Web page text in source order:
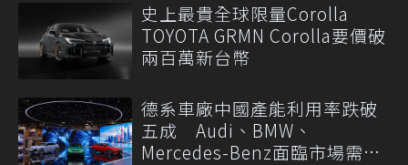
史上最貴全球限量Corolla
TOYOTA GRMN Corolla要價破
兩百萬新台幣
德系車廠中國產能利用率跌破
五成 Audi、BMW、
Mercedes-Benz面臨市場需求